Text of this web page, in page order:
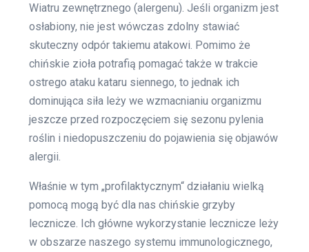
Wiatru zewnętrznego (alergenu). Jeśli organizm jest
osłabiony, nie jest wówczas zdolny stawiać
skuteczny odpór takiemu atakowi. Pomimo że
chińskie zioła potrafią pomagać także w trakcie
ostrego ataku kataru siennego, to jednak ich
dominująca siła leży we wzmacnianiu organizmu
jeszcze przed rozpoczęciem się sezonu pylenia
roślin i niedopuszczeniu do pojawienia się objawów
alergii.
Właśnie w tym „profilaktycznym“ działaniu wielką
pomocą mogą być dla nas chińskie grzyby
lecznicze. Ich główne wykorzystanie lecznicze leży
w obszarze naszego systemu immunologicznego,